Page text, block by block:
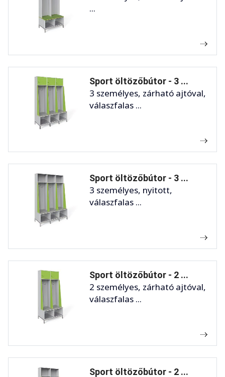
...
Sport öltözőbútor - 3 ...
3 személyes, zárható ajtóval,
válaszfalas ...
Sport öltözőbútor - 3 ...
3 személyes, nyitott,
válaszfalas ...
Sport öltözőbútor - 2 ...
2 személyes, zárható ajtóval,
válaszfalas ...
Sport öltözőbútor - 2 ...